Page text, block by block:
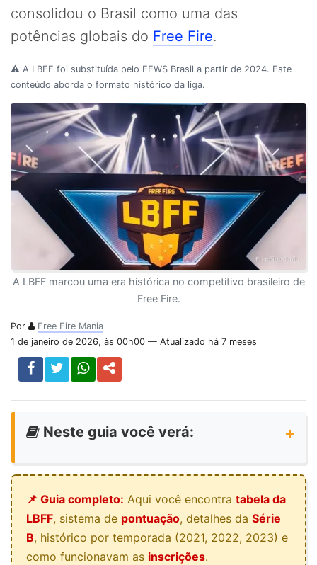
consolidou o Brasil como uma das
potências globais do Free Fire.
⚠️ A LBFF foi substituída pelo FFWS Brasil a partir de 2024. Este
conteúdo aborda o formato histórico da liga.
A LBFF marcou uma era histórica no competitivo brasileiro de
Free Fire.
Por
Free Fire Mania
1 de janeiro de 2026, às 00h00 — Atualizado há 7 meses
Neste guia você verá:
📌 Guia completo: Aqui você encontra tabela da
LBFF, sistema de pontuação, detalhes da Série
B, histórico por temporada (2021, 2022, 2023) e
como funcionavam as inscrições.